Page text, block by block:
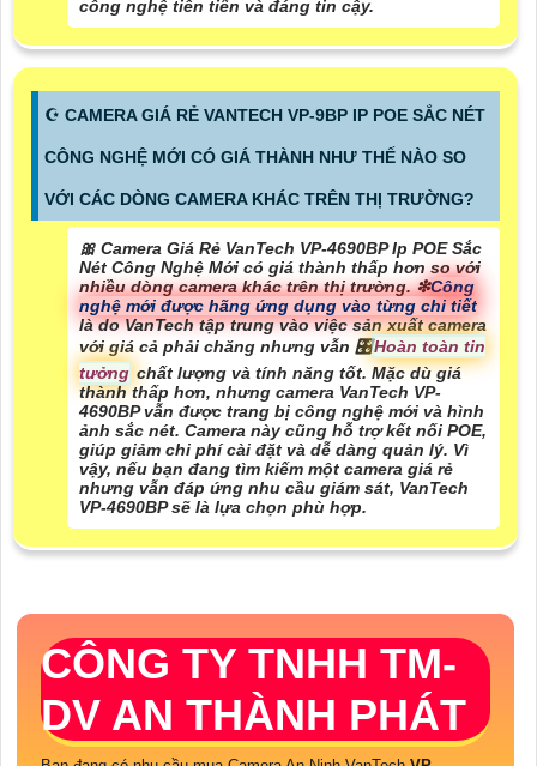
công nghệ tiên tiến và đáng tin cậy.
☪ CAMERA GIÁ RẺ VANTECH VP-9BP IP POE SẮC NÉT
CÔNG NGHỆ MỚI CÓ GIÁ THÀNH NHƯ THẾ NÀO SO
VỚI CÁC DÒNG CAMERA KHÁC TRÊN THỊ TRƯỜNG?
🎀 Camera Giá Rẻ VanTech VP-4690BP Ip POE Sắc
Nét Công Nghệ Mới có giá thành thấp hơn so với
nhiều dòng camera khác trên thị trường. ❇Công
nghệ mới được hãng ứng dụng vào từng chi tiết
là do VanTech tập trung vào việc sản xuất camera
với giá cả phải chăng nhưng vẫn 🎛Hoàn toàn tin
tưởng chất lượng và tính năng tốt. Mặc dù giá
thành thấp hơn, nhưng camera VanTech VP-
4690BP vẫn được trang bị công nghệ mới và hình
ảnh sắc nét. Camera này cũng hỗ trợ kết nối POE,
giúp giảm chi phí cài đặt và dễ dàng quản lý. Vì
vậy, nếu bạn đang tìm kiếm một camera giá rẻ
nhưng vẫn đáp ứng nhu cầu giám sát, VanTech
VP-4690BP sẽ là lựa chọn phù hợp.
CÔNG TY TNHH TM-
DV AN THÀNH PHÁT